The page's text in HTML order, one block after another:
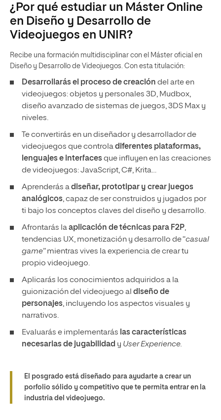
¿Por qué estudiar un Máster Online
en Diseño y Desarrollo de
Videojuegos en UNIR?
Recibe una formación multidisciplinar con el Máster oficial en
Diseño y Desarrollo de Videojuegos. Con esta titulación:
Desarrollarás el proceso de creación del arte en
videojuegos: objetos y personales 3D, Mudbox,
diseño avanzado de sistemas de juegos, 3DS Max y
niveles.
Te convertirás en un diseñador y desarrollador de
videojuegos que controladiferentes plataformas,
lenguajes e interfacesque influyen en las creaciones
de videojuegos: JavaScript, C#, Krita…
Aprenderás adiseñar, prototipar y crear juegos
analógicos, capaz de ser construidos y jugados por
ti bajo los conceptos claves del diseño y desarrollo.
Afrontarás laaplicación de técnicas para F2P,
tendencias UX, monetización y desarrollo de “casual
game” mientras vives la experiencia de crear tu
propio videojuego.
Aplicarás los conocimientos adquiridos a la
guionización del videojuego al diseño de
personajes, incluyendo los aspectos visuales y
narrativos.
Evaluarás e implementarás las características
necesarias de jugabilidad y User Experience.
El posgrado está diseñado para ayudarte a crear un
porfolio sólido y competitivo que te permita entrar en la
industria del videojuego.